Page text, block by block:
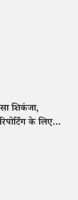
शिकंजा,
के लिए